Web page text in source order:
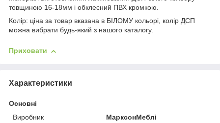
товщиною 16-18мм і обклеєний ПВХ кромкою.
Колір: ціна за товар вказана в БІЛОМУ кольорі, колір ДСП
можна вибрати будь-який з нашого каталогу.
Приховати
Характеристики
Основні
Виробник
МарксонМеблі